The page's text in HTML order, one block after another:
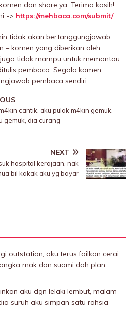
dan share ya. Terima kasih!
-> https://mehbaca.com/submit/
tidak akan bertanggungjawab
– komen yang diberikan oleh
tidak mampu untuk memantau
pembaca. Segala komen
pembaca sendiri.
cantik, aku pulak m4kin gemuk.
gemuk, dia curang
NEXT
hospitaI kerajaan, nak
bil kakak aku yg bayar
outstation, aku terus failkan cerai.
mak dan suami dah plan
aku dgn lelaki Iembut, malam
suruh aku simpan satu rahsia